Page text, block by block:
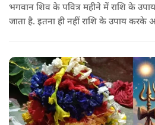
भगवान शिव के पवित्र महीने में राशि के
जाता है. इतना ही नहीं राशि के उपाय